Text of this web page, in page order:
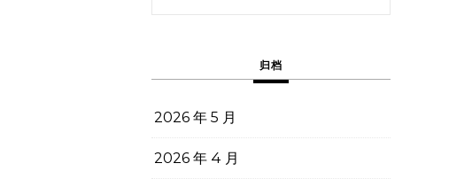
归档
2026 年 5 月
2026 年 4 月